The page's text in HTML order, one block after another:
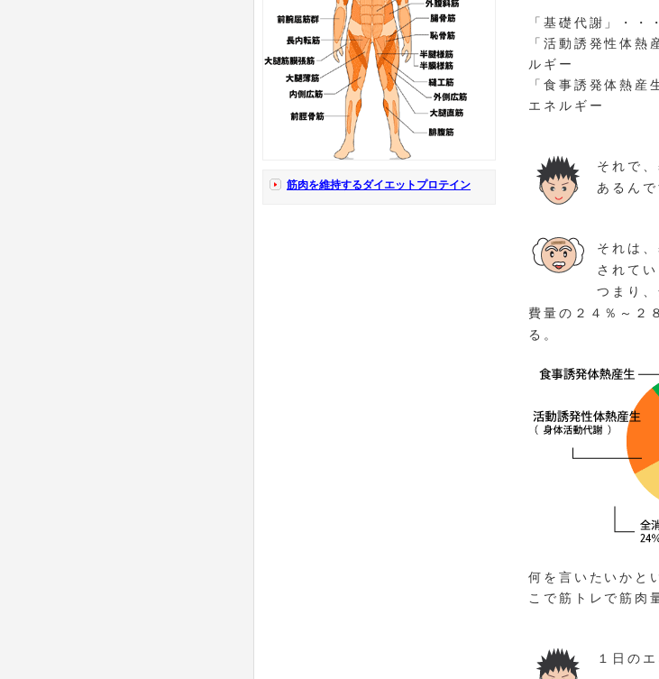
「基礎代謝」・・
「活動誘発性体熱
ルギー
「食事誘発体熱産
エネルギー
それで
あるんで
それは
されてい
つまり
費量の２４％～２
る。
何を言いたいかと
こで筋トレで筋肉
１日の
筋肉を維持するダイエットプロテイン